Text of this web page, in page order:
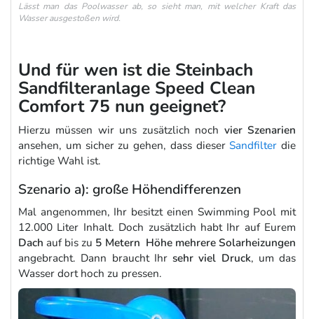
Lässt man das Poolwasser ab, so sieht man, mit welcher Kraft das
Wasser ausgestoßen wird.
Und für wen ist die Steinbach
Sandfilteranlage Speed Clean
Comfort 75 nun geeignet?
Hierzu müssen wir uns zusätzlich noch vier Szenarien
ansehen, um sicher zu gehen, dass dieserSandfilter die
richtige Wahl ist.
Szenario a): große Höhendifferenzen
Mal angenommen, Ihr besitzt einen Swimming Pool mit
12.000 Liter Inhalt. Doch zusätzlich habt Ihr auf Eurem
Dach auf bis zu 5 Metern Höhe mehrere Solarheizungen
angebracht. Dann braucht Ihr sehr viel Druck, um das
Wasser dort hoch zu pressen.